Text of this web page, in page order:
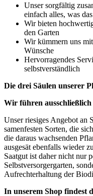
Unser sorgfältig
einfach alles, was
Wir bieten
den Garten
Wir kümmern uns
Wünsche
Hervorragendes
selbstverständlich
Die drei Säulen unserer
Wir führen ausschließlich
Unser riesiges Angebot an
samenfesten Sorten, die
die daraus wachsenden
ausgesät ebenfalls wieder
Saatgut ist daher nicht nur
Selbstversorgergarten,
Aufrechterhaltung der
In unserem Shop findest